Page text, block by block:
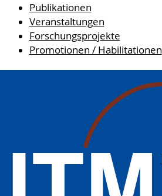
Publikationen
Veranstaltungen
Forschungsprojekte
Promotionen / Habilitationen